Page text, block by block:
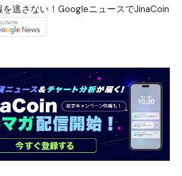
逃さない！GoogleニュースでJinaCoin